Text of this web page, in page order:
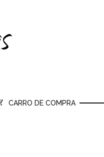
CARRO DE COMPRA